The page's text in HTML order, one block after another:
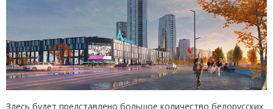
Здесь будет представлено большое количество белорусских